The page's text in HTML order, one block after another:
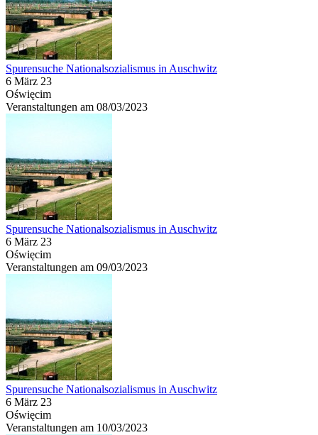
Spurensuche Nationalsozialismus in Auschwitz
6 März 23
Oświęcim
Veranstaltungen am 08/03/2023
Spurensuche Nationalsozialismus in Auschwitz
6 März 23
Oświęcim
Veranstaltungen am 09/03/2023
Spurensuche Nationalsozialismus in Auschwitz
6 März 23
Oświęcim
Veranstaltungen am 10/03/2023